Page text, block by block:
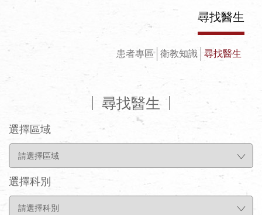
尋找醫生
患者專區 衛教知識 尋找醫生
尋找醫生
選擇區域
選擇科別